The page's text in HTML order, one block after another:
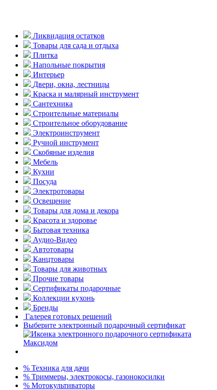
Ликвидация остатков
Товары для сада и отдыха
Плитка
Напольные покрытия
Интерьер
Двери, окна, лестницы
Краска и малярный инструмент
Сантехника
Строительные материалы
Строительное оборудование
Электроинструмент
Ручной инструмент
Скобяные изделия
Мебель
Кухни
Посуда
Электротовары
Освещение
Товары для дома и декора
Красота и здоровье
Бытовая техника
Аудио-Видео
Автотовары
Канцтовары
Товары для животных
Прочие товары
Сертификаты подарочные
Коллекции кухонь
Бренды
Галерея готовых решений
Выберите электронный подарочный сертификат
% Техника для дачи
% Триммеры, электрокосы, газонокосилки
% Мотокультиваторы